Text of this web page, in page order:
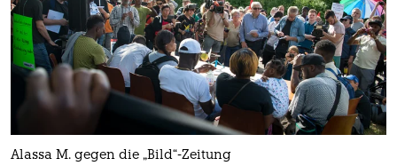
Alassa M. gegen die „Bild“-Zeitung